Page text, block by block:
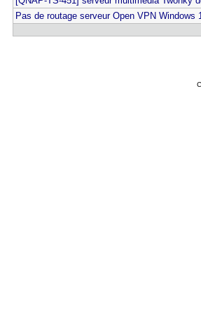
Pas de routage serveur Open VPN Windows